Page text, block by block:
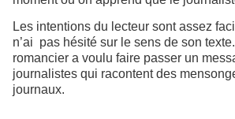
Les intentions du lecteur sont assez
n’ai pas hésité sur le sens de son
romancier a voulu faire passer un
journalistes qui racontent des
journaux.